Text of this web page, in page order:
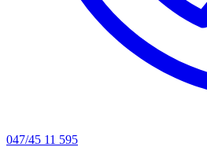
047/45 11 595